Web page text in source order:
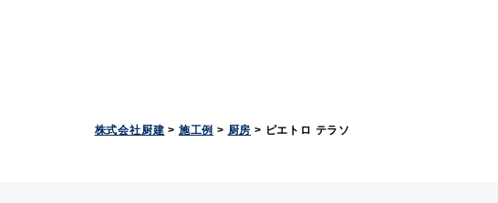
株式会社厨建 > 施工例 > 厨房 > ピエトロ テラソ